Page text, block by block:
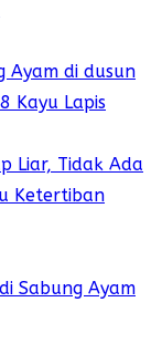
Ayam di dusun
Kayu Lapis
Liar, Tidak Ada
Ketertiban
Sabung Ayam